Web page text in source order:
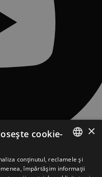
Comuna Tiha Bârgăului,
România
ROMANIAN
×
cookie-
conținutul, reclamele și
împărtășim informații